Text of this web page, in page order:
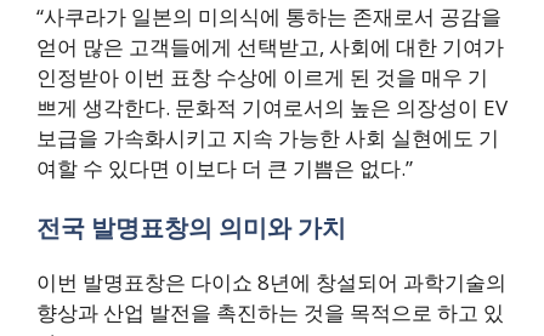
“사쿠라가 일본의 미의식에 통하는 존재로서 공감을
얻어 많은 고객들에게 선택받고, 사회에 대한 기여가
인정받아 이번 표창 수상에 이르게 된 것을 매우 기
쁘게 생각한다. 문화적 기여로서의 높은 의장성이 EV
보급을 가속화시키고 지속 가능한 사회 실현에도 기
여할 수 있다면 이보다 더 큰 기쁨은 없다.”
전국 발명표창의 의미와 가치
이번 발명표창은 다이쇼 8년에 창설되어 과학기술의
향상과 산업 발전을 촉진하는 것을 목적으로 하고 있